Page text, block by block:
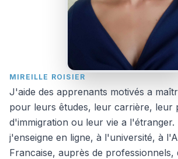
MIREILLE ROISIER
J'aide des apprenants motivés a
pour leurs êtudes, leur carrière, leur
d'immigration ou leur vie a l'étranger.
j'enseigne en ligne, à l'université, à
Francaise, auprès de professionnels,